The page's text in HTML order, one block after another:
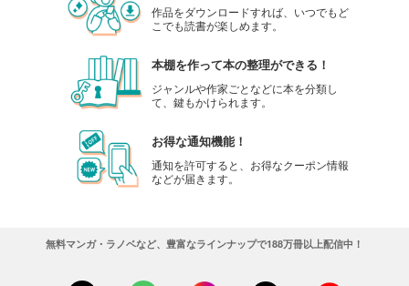
作品をダウンロードすれば、いつでもど
こでも読書が楽しめます。
本棚を作って本の整理ができる！
ジャンルや作家ごとなどに本を分類し
て、鍵もかけられます。
お得な通知機能！
通知を許可すると、お得なクーポン情報
などが届きます。
無料マンガ・ラノベなど、豊富なラインナップで188万冊以上配信中！